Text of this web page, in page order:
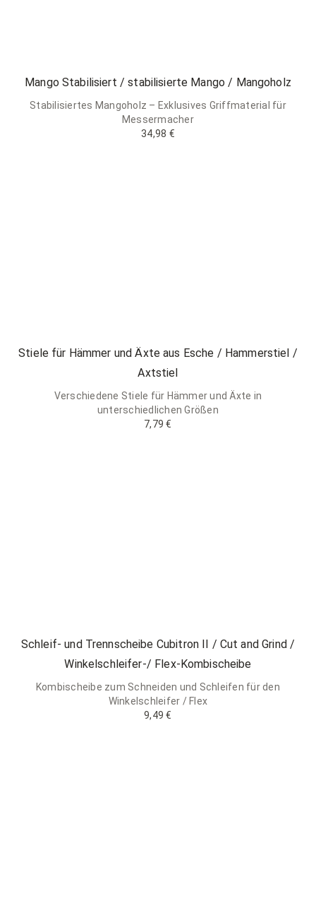
Mango Stabilisiert / stabilisierte Mango / Mangoholz
Stabilisiertes Mangoholz – Exklusives Griffmaterial für
Messermacher
34,98 €
Stiele für Hämmer und Äxte aus Esche / Hammerstiel /
Axtstiel
Verschiedene Stiele für Hämmer und Äxte in
unterschiedlichen Größen
7,79 €
Schleif- und Trennscheibe Cubitron II / Cut and Grind /
Winkelschleifer-/ Flex-Kombischeibe
Kombischeibe zum Schneiden und Schleifen für den
Winkelschleifer / Flex
9,49 €